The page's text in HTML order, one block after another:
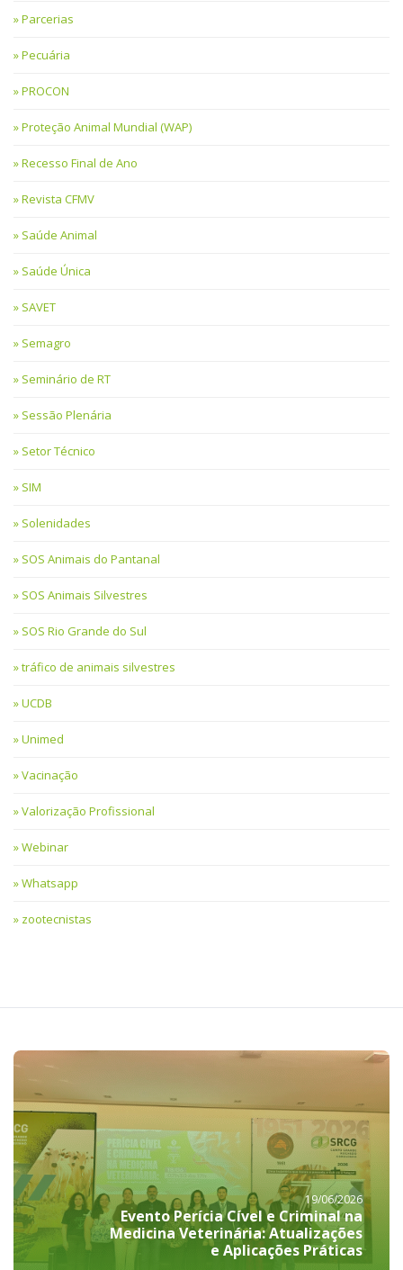
Parcerias
Pecuária
PROCON
Proteção Animal Mundial (WAP)
Recesso Final de Ano
Revista CFMV
Saúde Animal
Saúde Única
SAVET
Semagro
Seminário de RT
Sessão Plenária
Setor Técnico
SIM
Solenidades
SOS Animais do Pantanal
SOS Animais Silvestres
SOS Rio Grande do Sul
tráfico de animais silvestres
UCDB
Unimed
Vacinação
Valorização Profissional
Webinar
Whatsapp
zootecnistas
19/06/2026
Evento Perícia Cível e Criminal na
Medicina Veterinária: Atualizações
e Aplicações Práticas